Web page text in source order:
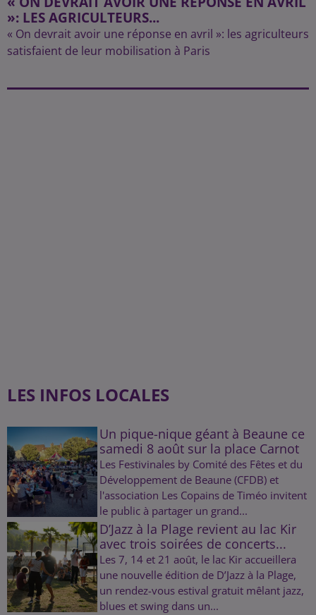
»: LES AGRICULTEURS...
« On devrait avoir une réponse en avril »: les agriculteurs
satisfaient de leur mobilisation à Paris
LES INFOS LOCALES
Un pique-nique géant à Beaune ce
samedi 8 août sur la place Carnot
Les Festivinales by Comité des Fêtes et du
Développement de Beaune (CFDB) et
l'association Les Copains de Timéo invitent
le public à partager un grand...
D’Jazz à la Plage revient au lac Kir
avec trois soirées de concerts...
Les 7, 14 et 21 août, le lac Kir accueillera
une nouvelle édition de D’Jazz à la Plage,
un rendez-vous estival gratuit mêlant jazz,
blues et swing dans un...